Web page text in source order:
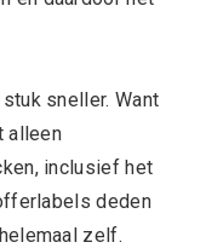
sneller. Want
alleen
inclusief het
deden
zelf.